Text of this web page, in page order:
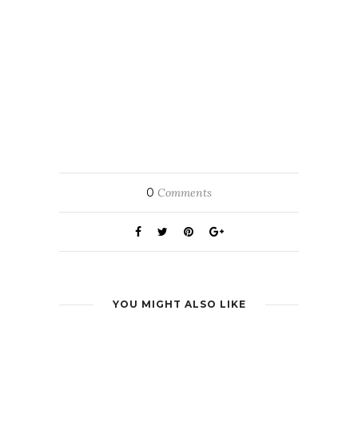
0 Comments
YOU MIGHT ALSO LIKE